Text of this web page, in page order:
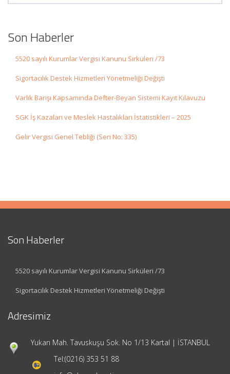
Son Haberler
5520 sayılı Kurumlar Vergisi Kanunu Sirküleri /73
Sigortacılık Destek Hizmetleri Yönetmeliği Değişti
Varlık Barışı Kapsamında Defter-Beyan Sistemi Kayıt Kılavuzu
SGK İş Kazaları ve Meslek Hastalıkları İstatistikleri – 2025
Gelir Vergisi Genel Tebliği (Seri No: 335)
Son Haberler
5520 sayılı Kurumlar Vergisi Kanunu Sirküleri /73
Sigortacılık Destek Hizmetleri Yönetmeliği Değişti
Adresimiz
Yukarı Mah. Tavuskuşu Sok. No 1/13 Kartal | İSTANBUL
Tel:(0216) 353 51 88